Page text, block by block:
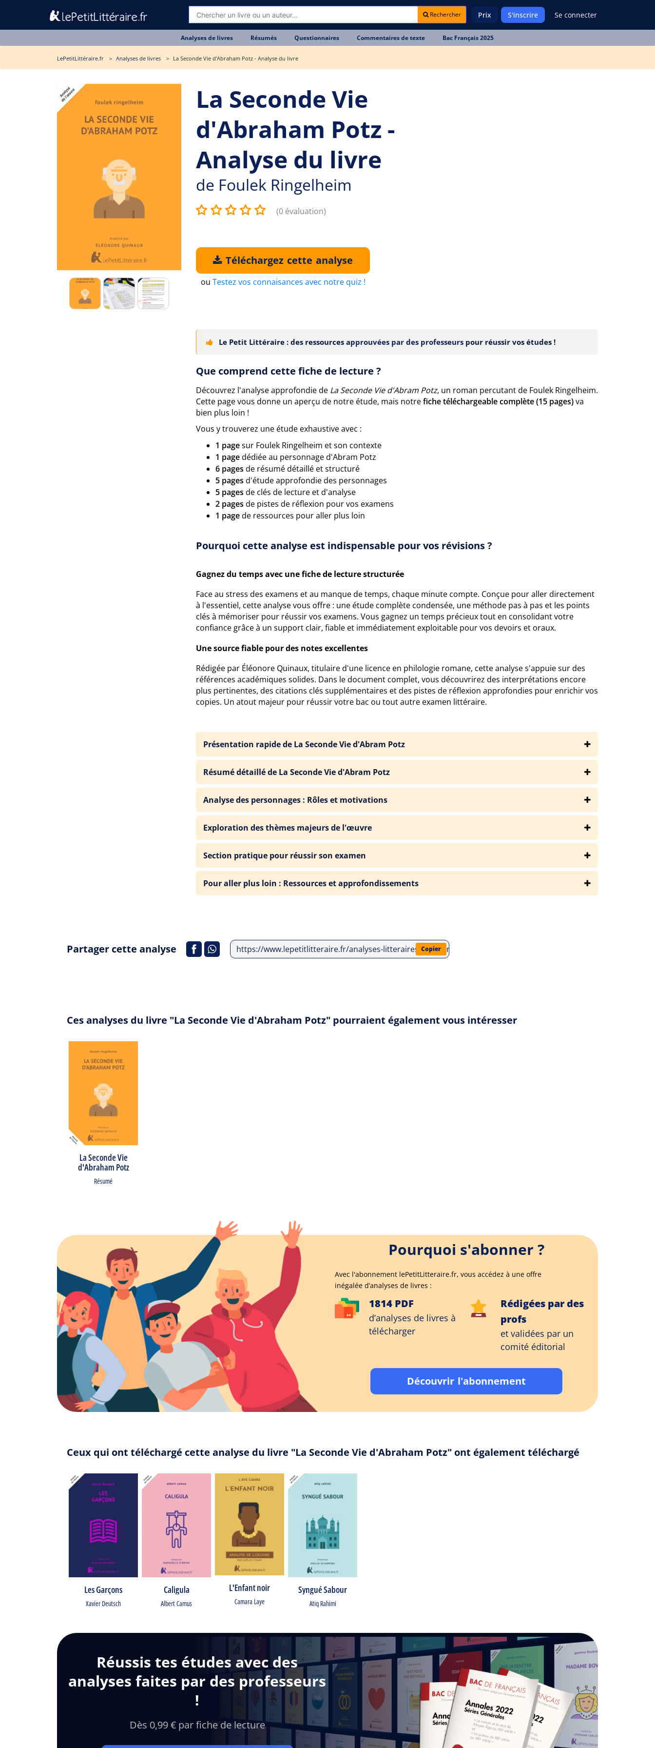
Rechercher Prix S'inscrire Se connecter
Analyses de livres Résumés Questionnaires Commentaires de texte Bac Français 2025
LePetitLittéraire.fr Analyses de livres La Seconde Vie d'Abraham Potz - Analyse du livre
La Seconde Vie
d'Abraham Potz -
Analyse du livre
de Foulek Ringelheim
(0 évaluation)
Téléchargez cette analyse
ou Testez vos connaisances avec notre quiz !
Le Petit Littéraire : des ressources approuvées par des professeurs pour réussir vos études !
Que comprend cette fiche de lecture ?
Découvrez l'analyse approfondie de La Seconde Vie d'Abram Potz, un roman percutant de Foulek Ringelheim.
Cette page vous donne un aperçu de notre étude, mais notrefiche téléchargeable complète (15 pages)va
bien plus loin !
Vous y trouverez une étude exhaustive avec :
1 pagesur Foulek Ringelheim et son contexte
1 pagedédiée au personnage d'Abram Potz
6 pages de résumé détaillé et structuré
5 pages d'étude approfondie des personnages
5 pages de clés de lecture et d'analyse
2 pages de pistes de réflexion pour vos examens
1 pagede ressources pour aller plus loin
Pourquoi cette analyse est indispensable pour vos révisions ?
Gagnez du temps avec une fiche de lecture structurée
Face au stress des examens et au manque de temps, chaque minute compte. Conçue pour aller directement
à l'essentiel, cette analyse vous offre : une étude complète condensée, une méthode pas à pas et les points
clés à mémoriser pour réussir vos examens. Vous gagnez un temps précieux tout en consolidant votre
confiance grâce à un support clair, fiable et immédiatement exploitable pour vos devoirs et oraux.
Une source fiable pour des notes excellentes
Rédigée par Éléonore Quinaux, titulaire d'une licence en philologie romane, cette analyse s'appuie sur des
références académiques solides. Dans le document complet, vous découvrirez des interprétations encore
plus pertinentes, des citations clés supplémentaires et des pistes de réflexion approfondies pour enrichir vos
copies. Un atout majeur pour réussir votre bac ou tout autre examen littéraire.
Présentation rapide de La Seconde Vie d'Abram Potz
Résumé détaillé de La Seconde Vie d'Abram Potz
Analyse des personnages : Rôles et motivations
Exploration des thèmes majeurs de l'œuvre
Section pratique pour réussir son examen
Pour aller plus loin : Ressources et approfondissements
Partager cette analyse https://www.lepetitlitteraire.fr/analyses-litteraires/foulek-ringelheim/la-seconde-vie-d-abraham-potz/analyse-du-
Copier
Ces analyses du livre "La Seconde Vie d'Abraham Potz" pourraient également vous intéresser
La Seconde Vie
d'Abraham Potz
Résumé
Pourquoi s'abonner ?
Avec l'abonnement lePetitLitteraire.fr, vous accédez à une offre
inégalée d’analyses de livres :
1814 PDF
d’analyses de livres à
télécharger
Rédigées par des
profs
et validées par un
comité éditorial
Découvrir l'abonnement
Ceux qui ont téléchargé cette analyse du livre "La Seconde Vie d'Abraham Potz" ont également téléchargé
Les Garçons
Xavier Deutsch
Caligula
Albert Camus
L'Enfant noir
Camara Laye
Syngué Sabour
Atiq Rahimi
Réussis tes études avec des
analyses faites par des professeurs
!
Dès 0,99 € par fiche de lecture